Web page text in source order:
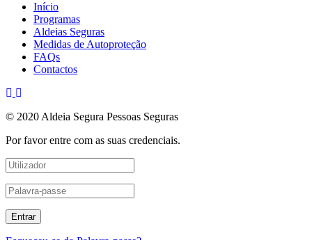
Início
Programas
Aldeias Seguras
Medidas de Autoproteção
FAQs
Contactos
© 2020 Aldeia Segura Pessoas Seguras
Por favor entre com as suas credenciais.